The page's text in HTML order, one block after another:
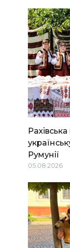
Румунії
05.08.2026